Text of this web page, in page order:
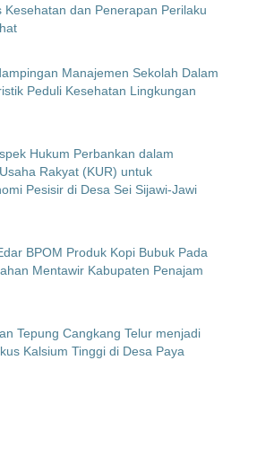
Kesehatan dan Penerapan Perilaku
Manajemen Sekolah Dalam
Peduli Kesehatan Lingkungan
Hukum Perbankan dalam
Rakyat (KUR) untuk
Pesisir di Desa Sei Sijawi-Jawi
BPOM Produk Kopi Bubuk Pada
Mentawir Kabupaten Penajam
Tepung Cangkang Telur menjadi
Kalsium Tinggi di Desa Paya